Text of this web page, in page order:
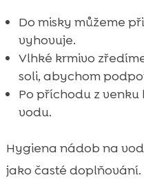
Do misky můžeme
vyhovuje.
Vlhké krmivo
soli, abychom
Po příchodu z
vodu.
Hygiena nádob na
jako časté